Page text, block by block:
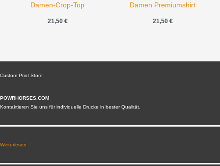
Damen-Crop-Top
21,50 €
Damen Premiumshirt
21,50 €
Custom Print Store
POWRHORSES.COM
Kontaktieren Sie uns für individuelle Drucke in bester Qualität.
Weiterlesen